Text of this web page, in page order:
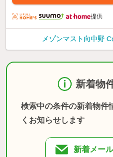
提供
メゾンマスト向中野
新着物
検索中の条件の新着物件
くお知らせします
新着メー